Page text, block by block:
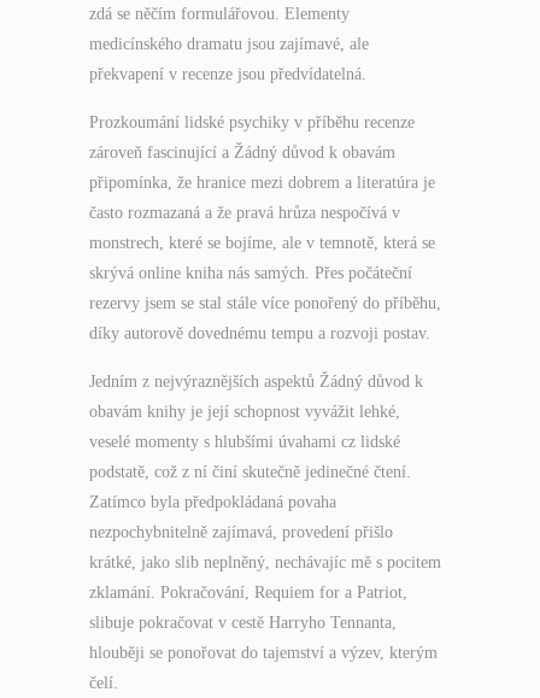
zdá se něčím formulářovou. Elementy
medicínského dramatu jsou zajímavé, ale
překvapení v recenze jsou předvídatelná.
Prozkoumání lidské psychiky v příběhu recenze
zároveň fascinující a Žádný důvod k obavám
připomínka, že hranice mezi dobrem a literatúra je
často rozmazaná a že pravá hrůza nespočívá v
monstrech, které se bojíme, ale v temnotě, která se
skrývá online kniha nás samých. Přes počáteční
rezervy jsem se stal stále více ponořený do příběhu,
díky autorově dovednému tempu a rozvoji postav.
Jedním z nejvýraznějších aspektů Žádný důvod k
obavám knihy je její schopnost vyvážit lehké,
veselé momenty s hlubšími úvahami cz lidské
podstatě, což z ní činí skutečně jedinečné čtení.
Zatímco byla předpokládaná povaha
nezpochybnitelně zajímavá, provedení přišlo
krátké, jako slib neplněný, nechávajíc mě s pocitem
zklamání. Pokračování, Requiem for a Patriot,
slibuje pokračovat v cestě Harryho Tennanta,
hlouběji se ponořovat do tajemství a výzev, kterým
čelí.